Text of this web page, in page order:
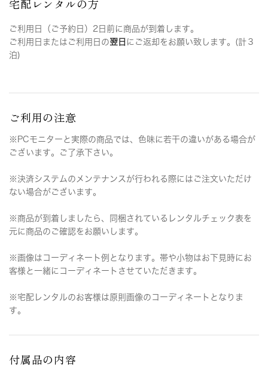
宅配レンタルの方
ご利用日（ご予約日）2日前に商品が到着します。
ご利用日またはご利用日の翌日 にご返却をお願い致します。(計３
泊)
ご利用の注意
※PCモニターと実際の商品では、色味に若干の違いがある場合が
ございます。ご了承下さい。
※決済システムのメンテナンスが行われる際にはご注文いただけ
ない場合がございます。
※商品が到着しましたら、同梱されているレンタルチェック表を
元に商品のご確認をお願いします。
※画像はコーディネート例となります。帯や小物はお下見時にお
客様と一緒にコーディネートさせていただきます。
※宅配レンタルのお客様は原則画像のコーディネートとなりま
す。
付属品の内容